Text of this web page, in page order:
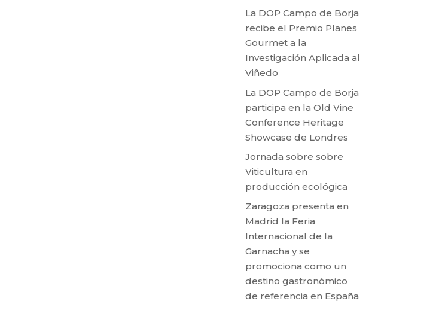
La DOP Campo de Borja
recibe el Premio Planes
Gourmet a la
Investigación Aplicada al
Viñedo
La DOP Campo de Borja
participa en la Old Vine
Conference Heritage
Showcase de Londres
Jornada sobre sobre
Viticultura en
producción ecológica
Zaragoza presenta en
Madrid la Feria
Internacional de la
Garnacha y se
promociona como un
destino gastronómico
de referencia en España